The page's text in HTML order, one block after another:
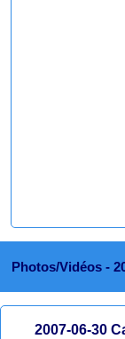
Photos/Vidéos -
2007-06-30